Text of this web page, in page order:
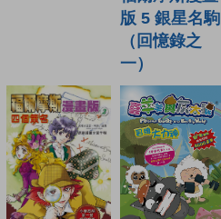
版 5 銀星名駒
（回憶錄之
一）